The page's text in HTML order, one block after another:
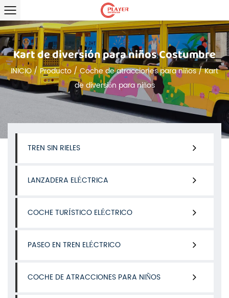
Kart de diversión para niños Costumbre
INICIO/Producto /Coche de atracciones para niños/Kart
de diversión para niños
TREN SIN RIELES
LANZADERA ELÉCTRICA
COCHE TURÍSTICO ELÉCTRICO
PASEO EN TREN ELÉCTRICO
COCHE DE ATRACCIONES PARA NIÑOS